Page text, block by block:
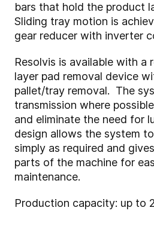
bars that hold the product
Sliding tray motion is
gear reducer with inverter
Resolvis is available with a
layer pad removal device
pallet/tray removal. The
transmission where
and eliminate the need for
design allows the system
simply as required and
parts of the machine for
maintenance.
Production capacity: up to